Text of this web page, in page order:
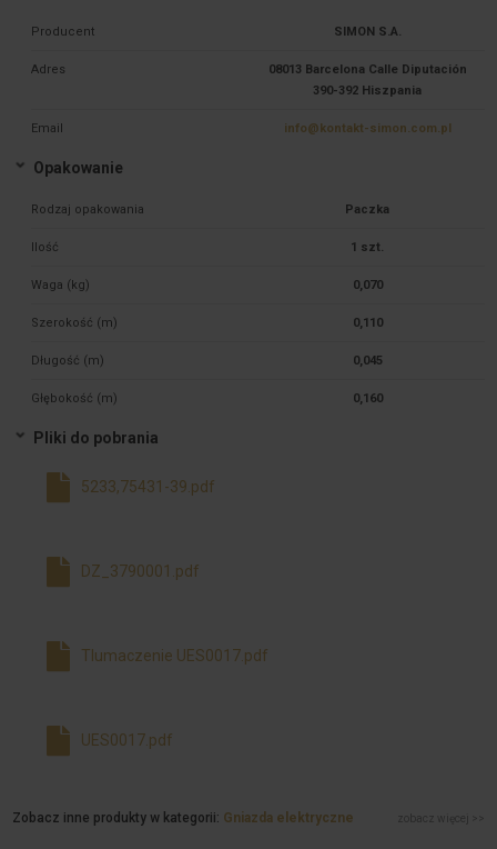
Producent SIMON S.A.
Adres
08013 Barcelona Calle Diputación
390-392 Hiszpania
Email info@kontakt-simon.com.pl
Opakowanie
Rodzaj opakowania Paczka
Ilość 1 szt.
Waga (kg) 0,070
Szerokość (m) 0,110
Długość (m) 0,045
Głębokość (m) 0,160
Pliki do pobrania
5233,75431-39.pdf
DZ_3790001.pdf
Tlumaczenie UES0017.pdf
UES0017.pdf
Zobacz inne produkty w kategorii: Gniazda elektryczne zobacz więcej >>